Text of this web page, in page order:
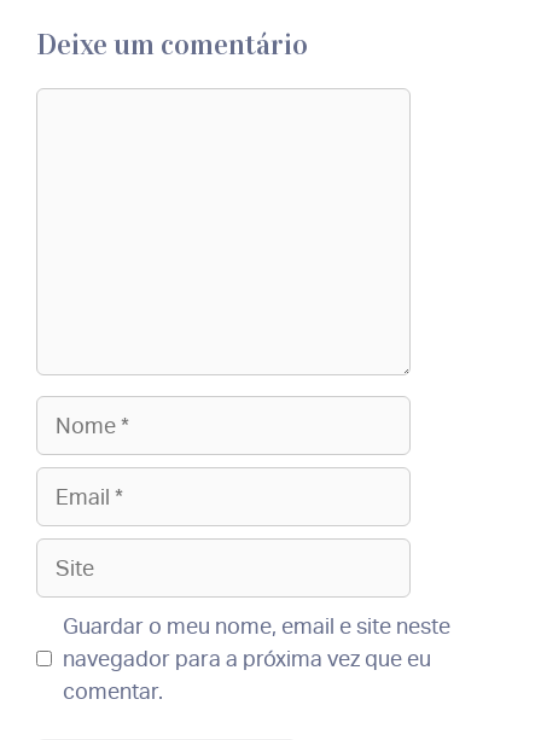
Deixe um comentário
Nome
Email
Site
Guardar o meu nome, email e site neste
navegador para a próxima vez que eu
comentar.